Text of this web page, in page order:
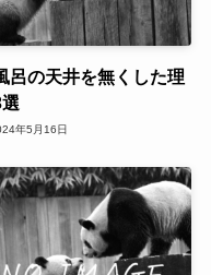
呂の天井を無くした理
年5月16日